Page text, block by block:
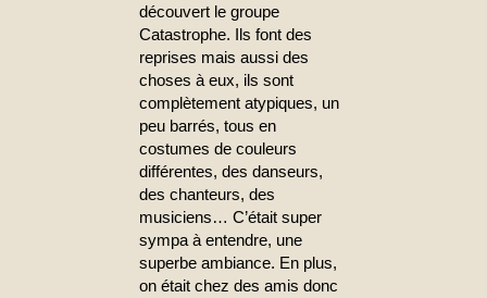
découvert le groupe
Catastrophe. Ils font des
reprises mais aussi des
choses à eux, ils sont
complètement atypiques, un
peu barrés, tous en
costumes de couleurs
différentes, des danseurs,
des chanteurs, des
musiciens… C’était super
sympa à entendre, une
superbe ambiance. En plus,
on était chez des amis donc